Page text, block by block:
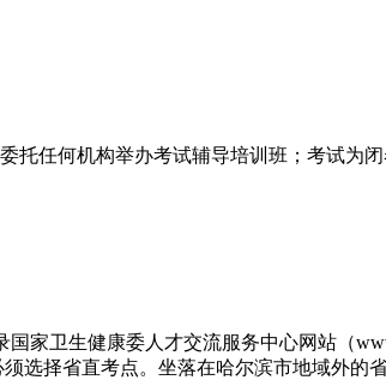
任何机构举办考试辅导培训班；考试为闭
国家卫生健康委人才交流服务中心网站（
选择省直考点。坐落在哈尔滨市地域外的